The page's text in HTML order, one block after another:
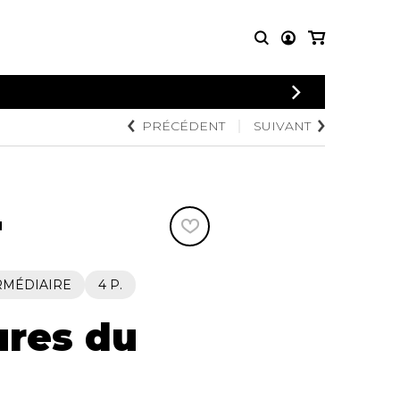
CONNEXION
PARTITIONS
POUR
Quatuor de saxophones
AUTRES
PRODUITS
Disques compacts et
DVDs
PRÉCÉDENT SUIVANT
4 P.
du